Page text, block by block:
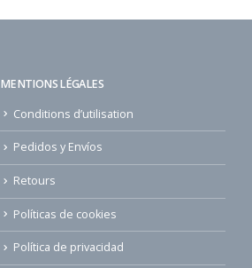
MENTIONS LÉGALES
Conditions d’utilisation
Pedidos y Envíos
Retours
Políticas de cookies
Política de privacidad